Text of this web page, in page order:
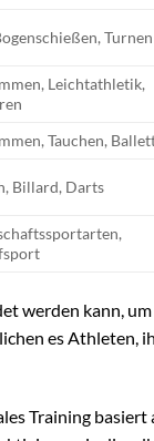
Turnen
Leichtathletik,
Tauchen,
Billard, Darts
werden kann,
es Athleten,
Training